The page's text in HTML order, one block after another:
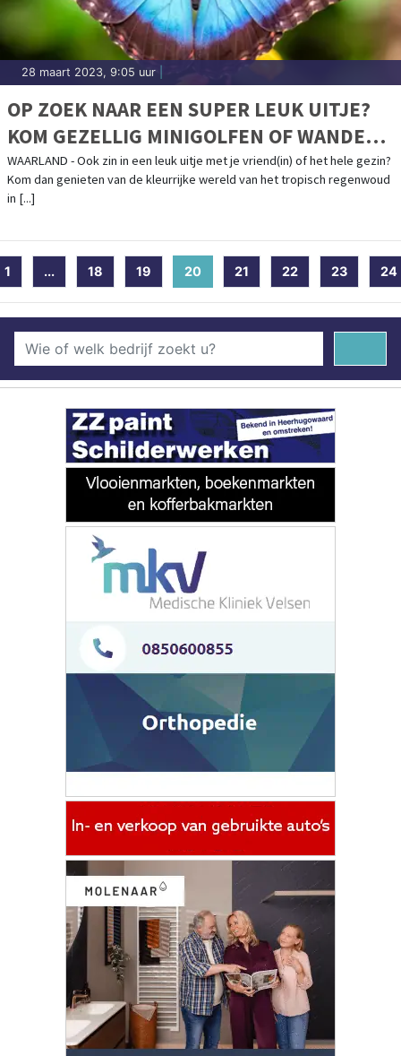
28 maart 2023, 9:05 uur
OP ZOEK NAAR EEN SUPER LEUK UITJE?
KOM GEZELLIG MINIGOLFEN OF WANDEL
TUSSEN DE MOOISTE VLINDERS !
WAARLAND - Ook zin in een leuk uitje met je vriend(in) of het hele gezin?
Kom dan genieten van de kleurrijke wereld van het tropisch regenwoud
in [...]
1 ... 18 19 20 (current)
21 22 23 24